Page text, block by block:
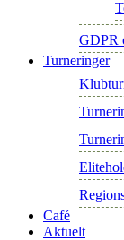
GDPR
Turneringer
Café
Aktuelt